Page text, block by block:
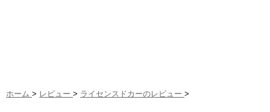
ホーム > レビュー > ライセンスドカーのレビュー >